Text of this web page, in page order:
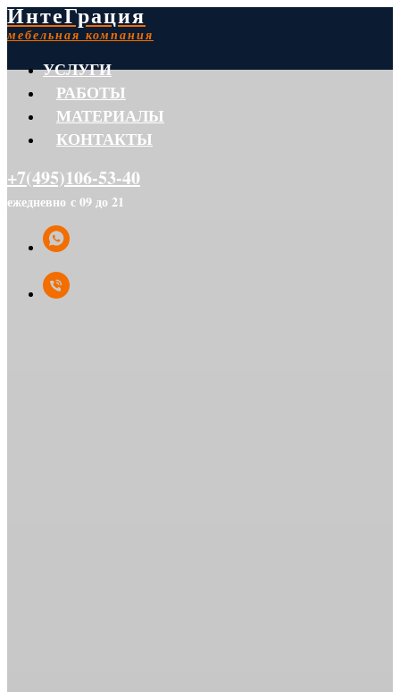
ИнтеГрация
мебельная компания
УСЛУГИ
РАБОТЫ
МАТЕРИАЛЫ
КОНТАКТЫ
+7(495)106-53-40
ежедневно с 09 до 21